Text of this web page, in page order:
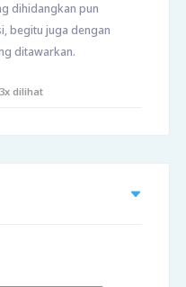
dihidangkan pun
begitu juga dengan
ditawarkan.
dilihat